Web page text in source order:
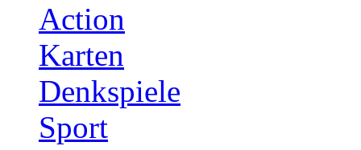
Action
Karten
Denkspiele
Sport